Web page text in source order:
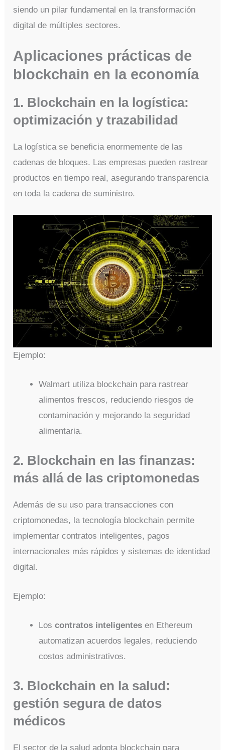
siendo un pilar fundamental en la transformación
digital de múltiples sectores.
Aplicaciones prácticas de
blockchain en la economía
1. Blockchain en la logística:
optimización y trazabilidad
La logística se beneficia enormemente de las
cadenas de bloques. Las empresas pueden rastrear
productos en tiempo real, asegurando transparencia
en toda la cadena de suministro.
Ejemplo:
Walmart utiliza blockchain para rastrear
alimentos frescos, reduciendo riesgos de
contaminación y mejorando la seguridad
alimentaria.
2. Blockchain en las finanzas:
más allá de las criptomonedas
Además de su uso para transacciones con
criptomonedas, la tecnología blockchain permite
implementar contratos inteligentes, pagos
internacionales más rápidos y sistemas de identidad
digital.
Ejemplo:
Loscontratos inteligentes en Ethereum
automatizan acuerdos legales, reduciendo
costos administrativos.
3. Blockchain en la salud:
gestión segura de datos
médicos
El sector de la salud adopta blockchain para